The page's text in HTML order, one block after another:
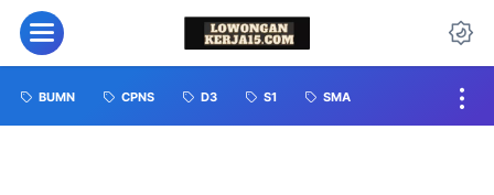
BUMN CPNS D3 S1 SMA